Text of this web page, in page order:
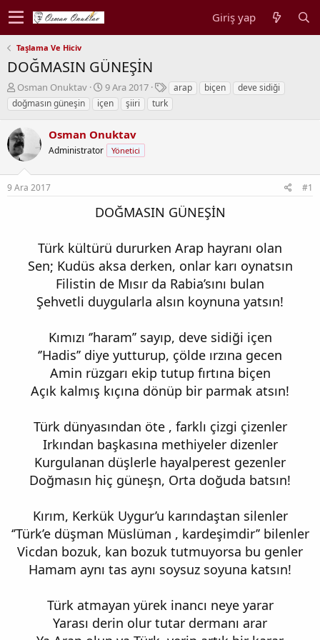
Giriş yap
Taşlama Ve Hiciv
DOĞMASIN GÜNEŞİN
K
o
n
b
u
y
u
b
a
Osman Onuktav
B
a
ş
a
ı
a
h
i
9 Ara 2017
E
t
i
e
arap biçen
deve sidiği
doğmasın güneşin
içen şiiri turk
Osman Onuktav
Administrator Yönetici
9 Ara 2017 #1
DOĞMASIN GÜNEŞİN
Türk kültürü dururken Arap hayranı olan
Sen; Kudüs aksa derken, onlar karı oynatsın
Filistin de Mısır da Rabia’sını bulan
Şehvetli duygularla alsın koynuna yatsın!
Kımızı ‘’haram’’ sayıp, deve sidiği içen
‘’Hadis’’ diye yutturup, çölde ırzına gecen
Amin rüzgarı ekip tutup fırtına biçen
Açık kalmış kıçına dönüp bir parmak atsın!
Türk dünyasından öte , farklı çizgi çizenler
Irkından başkasına methiyeler dizenler
Kurgulanan düşlerle hayalperest gezenler
Doğmasın hiç güneşn, Orta doğuda batsın!
Kırım, Kerkük Uygur’u karındaştan silenler
‘’Türk’e düşman Müslüman , kardeşimdir’’ bilenler
Vicdan bozuk, kan bozuk tutmuyorsa bu genler
Hamam aynı tas aynı soysuz soyuna katsın!
Türk atmayan yürek inancı neye yarar
Yarası derin olur tutar dermanı arar